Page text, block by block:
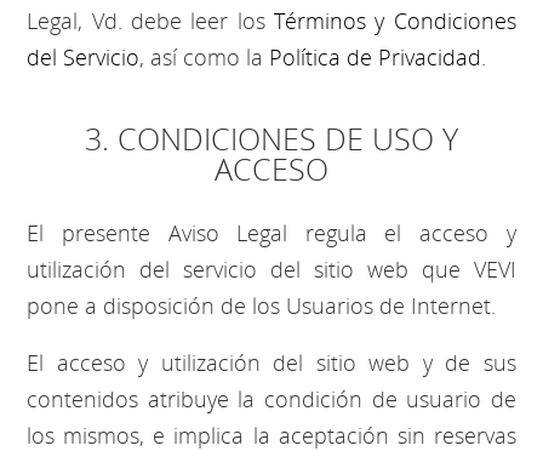
Legal, Vd. debe leer los Términos y Condiciones
del Servicio, así como la Política de Privacidad.
3. CONDICIONES DE USO Y
ACCESO
El presente Aviso Legal regula el acceso y
utilización del servicio del sitio web que VEVI
pone a disposición de los Usuarios de Internet.
El acceso y utilización del sitio web y de sus
contenidos atribuye la condición de usuario de
los mismos, e implica la aceptación sin reservas